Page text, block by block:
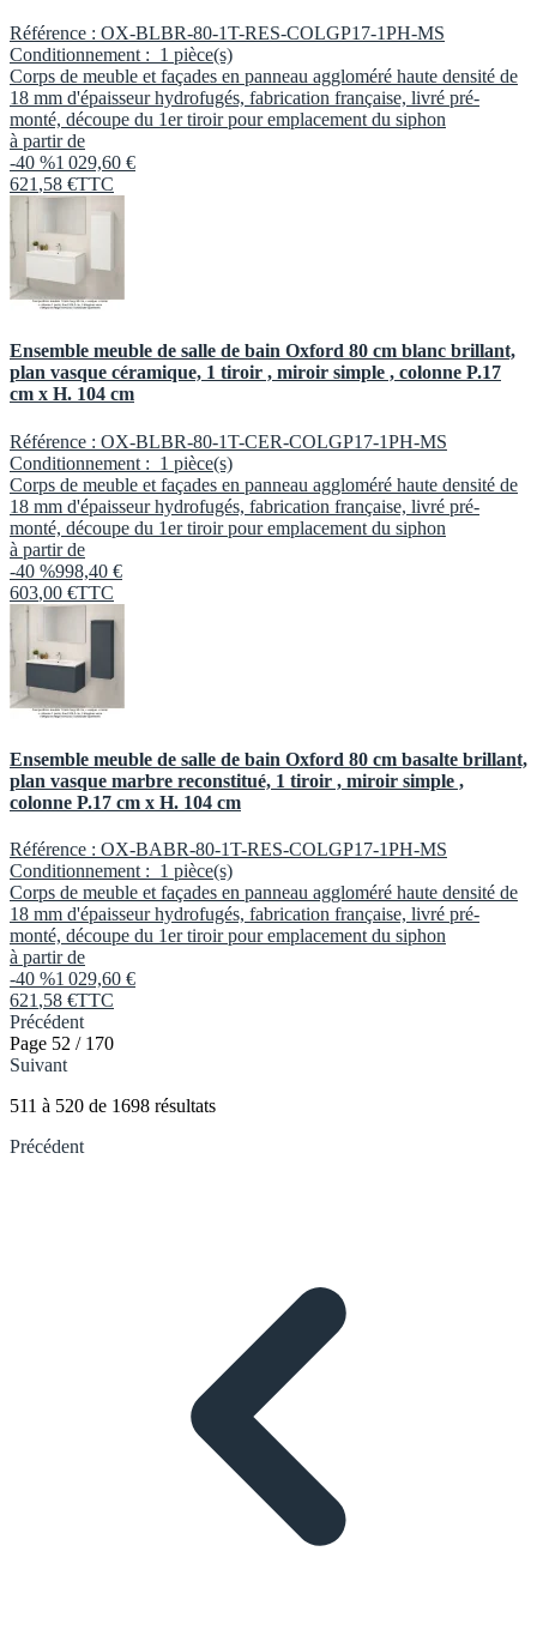
Référence : OX-BLBR-80-1T-RES-COLGP17-1PH-MS
Conditionnement : 1 pièce(s)
Corps de meuble et façades en panneau aggloméré haute densité de
18 mm d'épaisseur hydrofugés, fabrication française, livré pré-
monté, découpe du 1er tiroir pour emplacement du siphon
à partir de
-40 %1 029,60 €
621 ,58 €TTC
Ensemble meuble de salle de bain Oxford 80 cm blanc brillant,
plan vasque céramique, 1 tiroir , miroir simple , colonne P.17
cm x H. 104 cm
Référence : OX-BLBR-80-1T-CER-COLGP17-1PH-MS
Conditionnement : 1 pièce(s)
Corps de meuble et façades en panneau aggloméré haute densité de
18 mm d'épaisseur hydrofugés, fabrication française, livré pré-
monté, découpe du 1er tiroir pour emplacement du siphon
à partir de
-40 %998,40 €
603,00 €TTC
Ensemble meuble de salle de bain Oxford 80 cm basalte brillant,
plan vasque marbre reconstitué, 1 tiroir , miroir simple ,
colonne P.17 cm x H. 104 cm
Référence : OX-BABR-80-1T-RES-COLGP17-1PH-MS
Conditionnement : 1 pièce(s)
Corps de meuble et façades en panneau aggloméré haute densité de
18 mm d'épaisseur hydrofugés, fabrication française, livré pré-
monté, découpe du 1er tiroir pour emplacement du siphon
à partir de
-40 %1 029,60 €
621 ,58 €TTC
Précédent
Page 52 / 170
Suivant
511 à 520 de 1698 résultats
Précédent